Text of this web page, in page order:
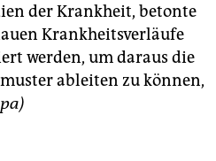
der Krankheit, betonte
Krankheitsverläufe
werden, um daraus die
ableiten zu können,